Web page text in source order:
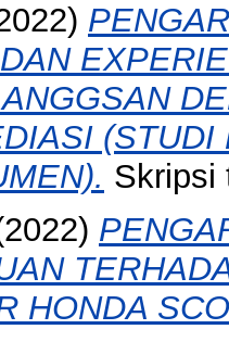
Skripsi
HONDA